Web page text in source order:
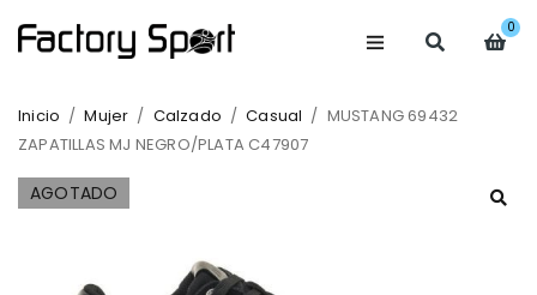
0
Inicio / Mujer / Calzado / Casual / MUSTANG 69432
ZAPATILLAS MJ NEGRO/PLATA C47907
AGOTADO